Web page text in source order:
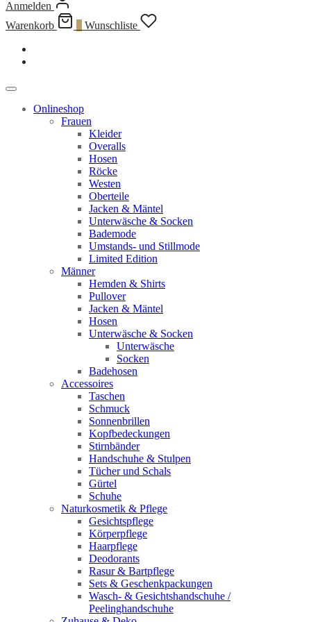
Anmelden
Warenkorb
Wunschliste
Onlineshop
Frauen
Kleider
Overalls
Hosen
Röcke
Westen
Oberteile
Jacken & Mäntel
Unterwäsche & Socken
Bademode
Umstands- und Stillmode
Limited Edition
Männer
Hemden & Shirts
Pullover
Jacken & Mäntel
Hosen
Unterwäsche & Socken
Unterwäsche
Socken
Badehosen
Accessoires
Taschen
Schmuck
Sonnenbrillen
Kopfbedeckungen
Stirnbänder
Handschuhe & Stulpen
Tücher und Schals
Gürtel
Schuhe
Naturkosmetik & Pflege
Gesichtspflege
Körperpflege
Haarpflege
Deodorants
Rasur & Bartpflege
Sets & Geschenkpackungen
Wasch‑ & Gesichtshandschuhe /
Peelinghandschuhe